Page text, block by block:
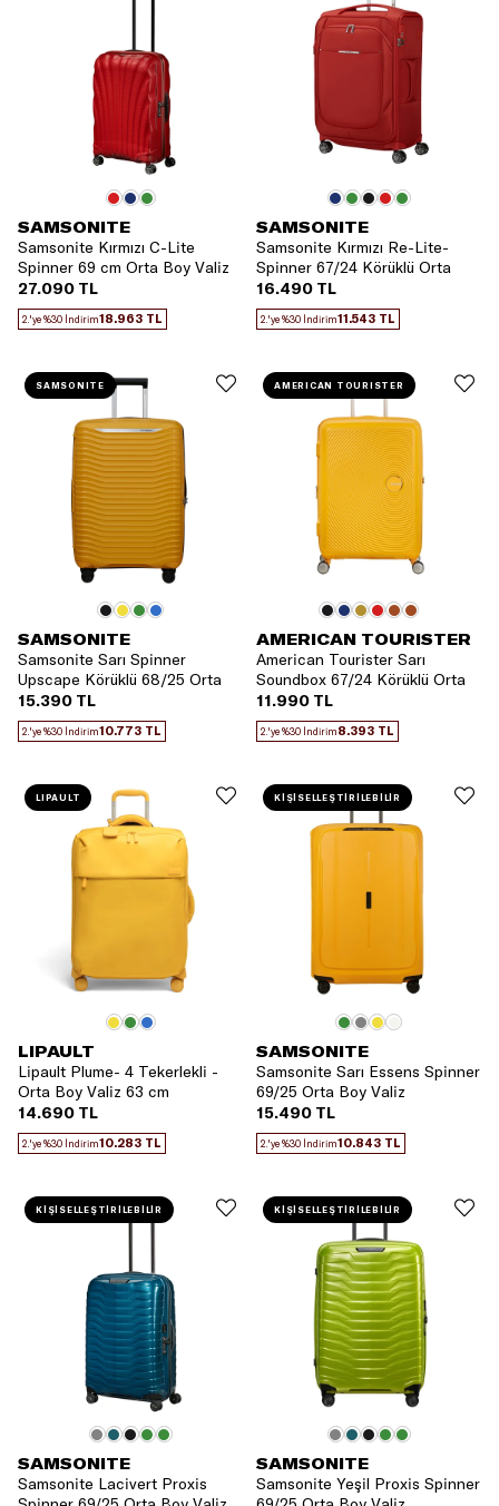
SAMSONITE
Samsonite Kırmızı C-Lite
Spinner 69 cm Orta Boy Valiz
27.090 TL
2.'ye %30 İndirim18.963 TL
SAMSONITE
Samsonite Kırmızı Re-Lite-
Spinner 67/24 Körüklü Orta
Boy Valiz
16.490 TL
2.'ye %30 İndirim11.543 TL
SAMSONITE
Samsonite Sarı Spinner
Upscape Körüklü 68/25 Orta
Boy Valiz
15.390 TL
2.'ye %30 İndirim10.773 TL
SAMSONITE
AMERICAN TOURISTER
American Tourister Sarı
Soundbox 67/24 Körüklü Orta
Boy Valiz
11.990 TL
2.'ye %30 İndirim8.393 TL
AMERICAN TOURISTER
LIPAULT
Lipault Plume- 4 Tekerlekli -
Orta Boy Valiz 63 cm
14.690 TL
2.'ye %30 İndirim10.283 TL
LIPAULT
SAMSONITE
Samsonite Sarı Essens Spinner
69/25 Orta Boy Valiz
15.490 TL
2.'ye %30 İndirim10.843 TL
KİŞİSELLEŞTİRİLEBİLİR
SAMSONITE
Samsonite Lacivert Proxis
KİŞİSELLEŞTİRİLEBİLİR
SAMSONITE
Samsonite Yeşil Proxis Spinner
KİŞİSELLEŞTİRİLEBİLİR